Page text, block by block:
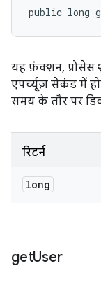
public long
यह फ़ंक्शन, प्रोसेस
एपर्च्यूज़ सेकंड में
समय के तौर पर
रिटर्न
long
getUser